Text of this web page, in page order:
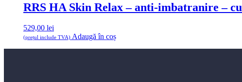
RRS HA Skin Relax – anti-imbatranire –
529,00 lei
(prețul include TVA) Adaugă în coș